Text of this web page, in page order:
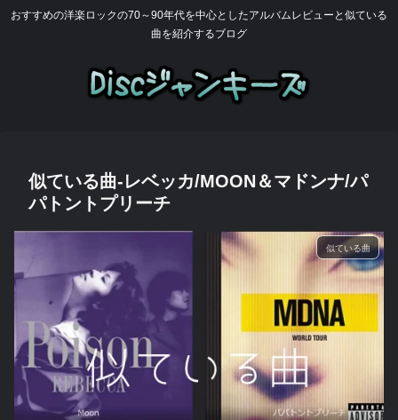
おすすめの洋楽ロックの70～90年代を中心としたアルバムレビューと似ている
曲を紹介するブログ
似ている曲-レベッカ/MOON＆マドンナ/パ
パトントプリーチ
似ている曲